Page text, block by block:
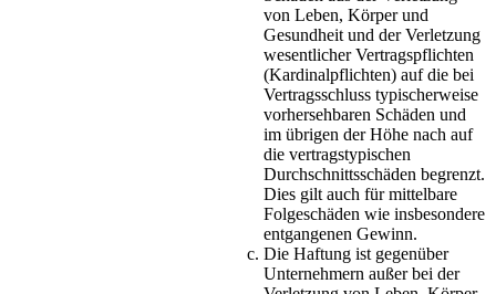
von Leben, Körper und
Gesundheit und der Verletzung
wesentlicher Vertragspflichten
(Kardinalpflichten) auf die bei
Vertragsschluss typischerweise
vorhersehbaren Schäden und
im übrigen der Höhe nach auf
die vertragstypischen
Durchschnittsschäden begrenzt.
Dies gilt auch für mittelbare
Folgeschäden wie insbesondere
entgangenen Gewinn.
Die Haftung ist gegenüber
Unternehmern außer bei der